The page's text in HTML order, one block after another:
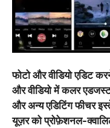
फोटो और वीडियो एडिट
और वीडियो में कलर
और अन्य एडिटिंग फीचर
यूज़र को प्रोफ़ेशनल-